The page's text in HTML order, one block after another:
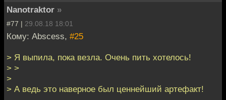
Nanotraktor »
#77 | 29.08.18 18:01
Кому: Abscess, #25
> Я выпила, пока везла. Очень пить хотелось!
> >
>
> А ведь это наверное был ценнейший артефакт!